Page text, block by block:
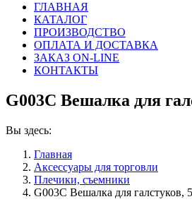
ГЛАВНАЯ
КАТАЛОГ
ПРОИЗВОДСТВО
ОПЛАТА И ДОСТАВКА
ЗАКАЗ ON-LINE
КОНТАКТЫ
G003C Вешалка для
Вы здесь:
Главная
Аксессуары для торговли
Плечики, съемники
G003C Вешалка для галстуков,